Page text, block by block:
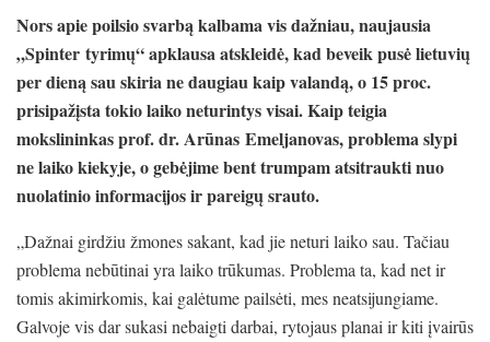
Nors apie poilsio svarbą kalbama vis dažniau, naujausia
„Spinter tyrimų“ apklausa atskleidė, kad beveik pusė lietuvių
per dieną sau skiria ne daugiau kaip valandą, o 15 proc.
prisipažįsta tokio laiko neturintys visai. Kaip teigia
mokslininkas prof. dr. Arūnas Emeljanovas, problema slypi
ne laiko kiekyje, o gebėjime bent trumpam atsitraukti nuo
nuolatinio informacijos ir pareigų srauto.
„Dažnai girdžiu žmones sakant, kad jie neturi laiko sau. Tačiau
problema nebūtinai yra laiko trūkumas. Problema ta, kad net ir
tomis akimirkomis, kai galėtume pailsėti, mes neatsijungiame.
Galvoje vis dar sukasi nebaigti darbai, rytojaus planai ir kiti įvairūs